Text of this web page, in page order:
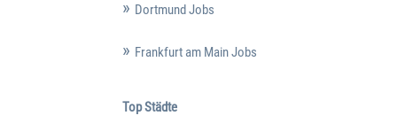
Dortmund Jobs
Frankfurt am Main Jobs
Top Städte